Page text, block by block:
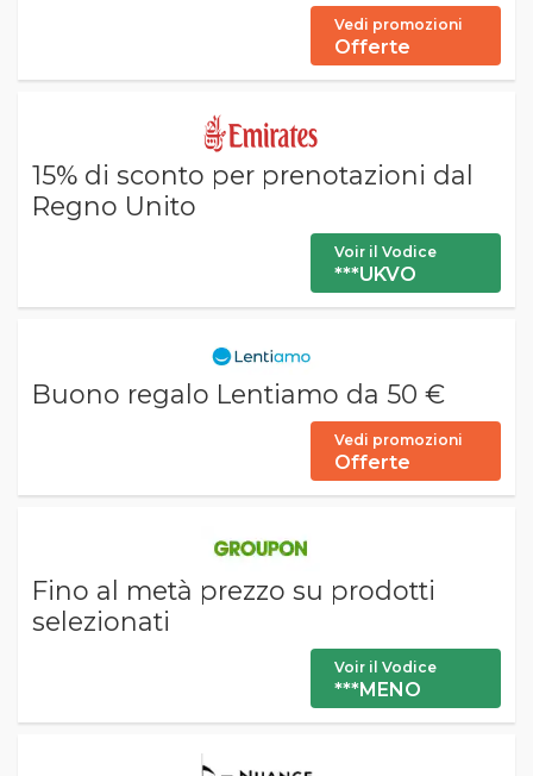
Vedi promozioni
Offerte
15% di sconto per prenotazioni dal
Regno Unito
Voir il Vodice
***UKVO
Buono regalo Lentiamo da 50 €
Vedi promozioni
Offerte
Fino al metà prezzo su prodotti
selezionati
Voir il Vodice
***MENO